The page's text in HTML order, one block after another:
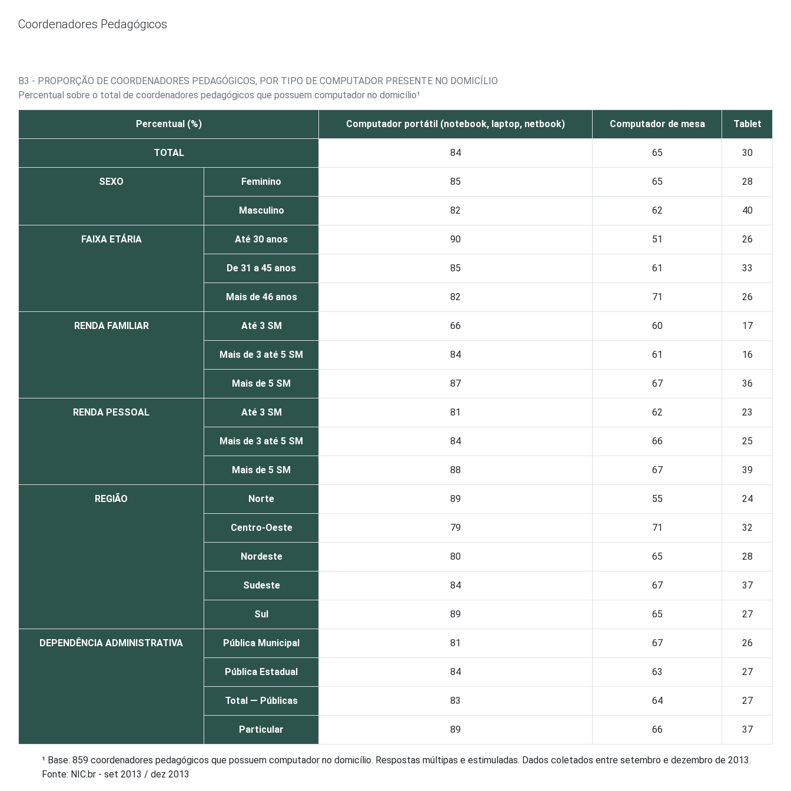
Coordenadores Pedagógicos
B3 - PROPORÇÃO DE COORDENADORES PEDAGÓGICOS, POR TIPO DE COMPUTADOR PRESENTE NO DOMICÍLIO
Percentual sobre o total de coordenadores pedagógicos que possuem computador no domicílio¹
Percentual (%) Computador portátil (notebook, laptop, netbook) Computador de mesa Tablet
TOTAL 84 65 30
SEXO Feminino 85 65 28
Masculino 82 62 40
FAIXA ETÁRIA Até 30 anos 90 51 26
De 31 a 45 anos 85 61 33
Mais de 46 anos 82 71 26
RENDA FAMILIAR Até 3 SM 66 60 17
Mais de 3 até 5 SM 84 61 16
Mais de 5 SM 87 67 36
RENDA PESSOAL Até 3 SM 81 62 23
Mais de 3 até 5 SM 84 66 25
Mais de 5 SM 88 67 39
REGIÃO Norte 89 55 24
Centro-Oeste 79 71 32
Nordeste 80 65 28
Sudeste 84 67 37
Sul 89 65 27
DEPENDÊNCIA ADMINISTRATIVA Pública Municipal 81 67 26
Pública Estadual 84 63 27
Total — Públicas 83 64 27
Particular 89 66 37
¹ Base: 859 coordenadores pedagógicos que possuem computador no domicílio. Respostas múltipas e estimuladas. Dados coletados entre setembro e dezembro de 2013.
Fonte: NIC.br - set 2013 / dez 2013